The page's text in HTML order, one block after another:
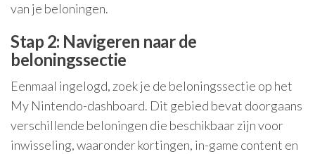
van je beloningen.
Stap 2: Navigeren naar de
beloningssectie
Eenmaal ingelogd, zoek je de beloningssectie op het
My Nintendo-dashboard. Dit gebied bevat doorgaans
verschillende beloningen die beschikbaar zijn voor
inwisseling, waaronder kortingen, in-game content en